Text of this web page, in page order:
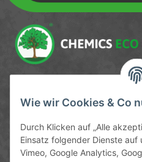
Wie wir Cookies & Co
Durch Klicken auf „Alle
Einsatz folgender Dienste auf
Vimeo, Google Analytics,
Newsletter Newsletter
Service-Hotline
09372 / 70 80 90
Mo-Fr, 09:00-12:00 | 13:00-